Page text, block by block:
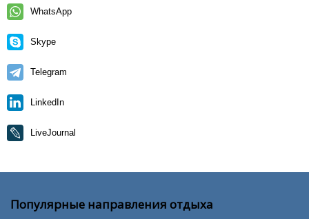
WhatsApp
Skype
Telegram
LinkedIn
LiveJournal
Популярные направления отдыха